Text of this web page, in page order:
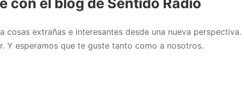
extrañas e interesantes desde una nueva
Y esperamos que te guste tanto como a nosotros.